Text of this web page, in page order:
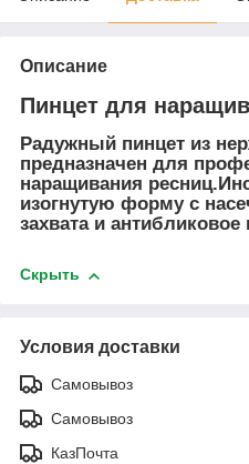
Описание
Пинцет для
Радужный пинцет из
предназначен для
наращивания
изогнутую форму с
захвата и
Скрыть
Условия доставки
Самовывоз
Самовывоз
КазПочта